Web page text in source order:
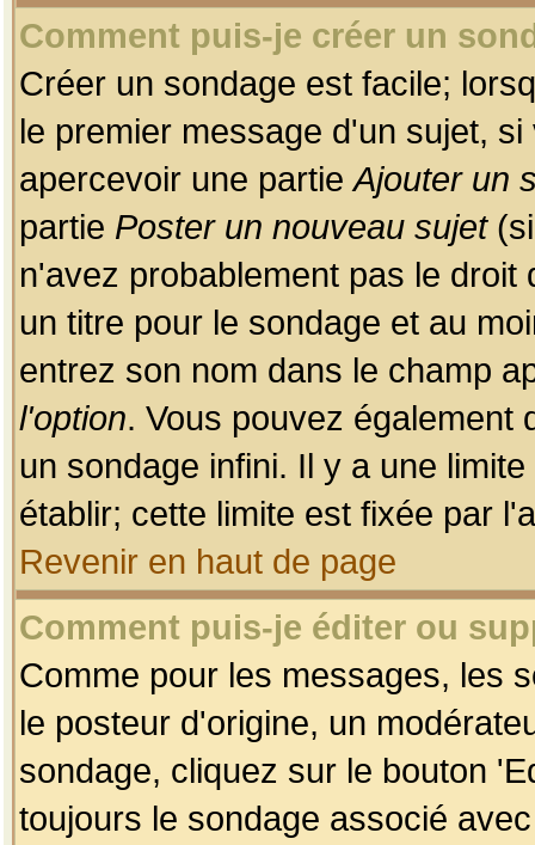
Comment puis-je créer un
Créer un sondage est facile;
le premier message d'un sujet,
apercevoir une partieAjouter un
partie Poster un nouveau sujet(si
n'avez probablement pas le
un titre pour le sondage et au
entrez son nom dans le champ
l'option. Vous pouvez également
un sondage infini. Il y a une
établir; cette limite est fixée par
Revenir en haut de page
Comment puis-je éditer ou
Comme pour les messages, les
le posteur d'origine, un
sondage, cliquez sur le bouton
toujours le sondage associé